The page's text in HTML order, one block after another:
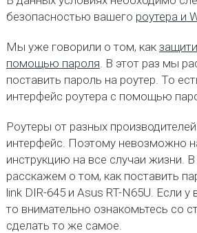
безопасностью вашего роутера и
Мы уже говорили о том, как
помощью пароля. В этот раз мы
поставить пароль на роутер. То
интерфейс роутера с помощью
Роутеры от разных
интерфейс. Поэтому невозможно
инструкцию на все случаи жизни.
расскажем о том, как поставить
link DIR-645 и Asus RT-N65U. Если у
то внимательно ознакомьтесь со
сделать то же самое.